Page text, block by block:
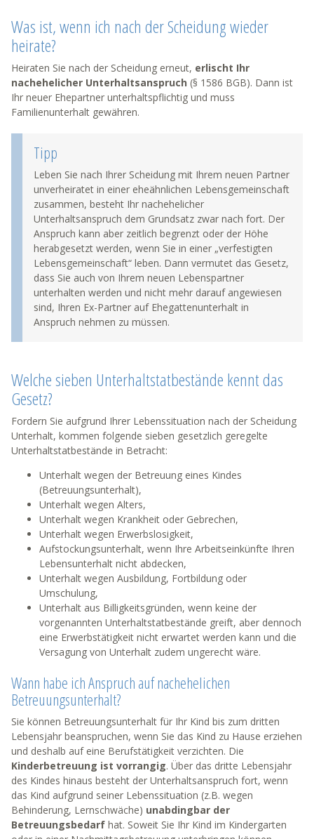
Was ist, wenn ich nach der Scheidung wieder
heirate?
Heiraten Sie nach der Scheidung erneut, erlischt Ihr
nachehelicher Unterhaltsanspruch (§ 1586 BGB). Dann ist
Ihr neuer Ehepartner unterhaltspflichtig und muss
Familienunterhalt gewähren.
Tipp
Leben Sie nach Ihrer Scheidung mit Ihrem neuen Partner
unverheiratet in einer eheähnlichen Lebensgemeinschaft
zusammen, besteht Ihr nachehelicher
Unterhaltsanspruch dem Grundsatz zwar nach fort. Der
Anspruch kann aber zeitlich begrenzt oder der Höhe
herabgesetzt werden, wenn Sie in einer „verfestigten
Lebensgemeinschaft“ leben. Dann vermutet das Gesetz,
dass Sie auch von Ihrem neuen Lebenspartner
unterhalten werden und nicht mehr darauf angewiesen
sind, Ihren Ex-Partner auf Ehegattenunterhalt in
Anspruch nehmen zu müssen.
Welche sieben Unterhaltstatbestände kennt das
Gesetz?
Fordern Sie aufgrund Ihrer Lebenssituation nach der Scheidung
Unterhalt, kommen folgende sieben gesetzlich geregelte
Unterhaltstatbestände in Betracht:
Unterhalt wegen der Betreuung eines Kindes
(Betreuungsunterhalt),
Unterhalt wegen Alters,
Unterhalt wegen Krankheit oder Gebrechen,
Unterhalt wegen Erwerbslosigkeit,
Aufstockungsunterhalt, wenn Ihre Arbeitseinkünfte Ihren
Lebensunterhalt nicht abdecken,
Unterhalt wegen Ausbildung, Fortbildung oder
Umschulung,
Unterhalt aus Billigkeitsgründen, wenn keine der
vorgenannten Unterhaltstatbestände greift, aber dennoch
eine Erwerbstätigkeit nicht erwartet werden kann und die
Versagung von Unterhalt zudem ungerecht wäre.
Wann habe ich Anspruch auf nachehelichen
Betreuungsunterhalt?
Sie können Betreuungsunterhalt für Ihr Kind bis zum dritten
Lebensjahr beanspruchen, wenn Sie das Kind zu Hause erziehen
und deshalb auf eine Berufstätigkeit verzichten. Die
Kinderbetreuung ist vorrangig. Über das dritte Lebensjahr
des Kindes hinaus besteht der Unterhaltsanspruch fort, wenn
das Kind aufgrund seiner Lebenssituation (z.B. wegen
Behinderung, Lernschwäche) unabdingbar der
Betreuungsbedarf hat. Soweit Sie Ihr Kind im Kindergarten